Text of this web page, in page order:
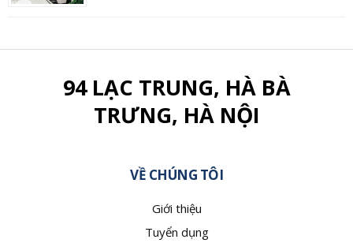
94 LẠC TRUNG, HÀ BÀ
TRƯNG, HÀ NỘI
VỀ CHÚNG TÔI
Giới thiệu
Tuyển dụng